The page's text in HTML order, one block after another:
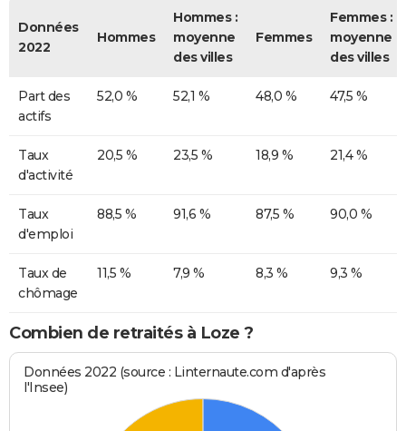
Données
2022
Hommes
Hommes :
moyenne
des villes
Femmes
Femmes :
moyenne
des villes
Part des
actifs
52,0 % 52,1 % 48,0 % 47,5 %
Taux
d'activité
20,5 % 23,5 % 18,9 % 21,4 %
Taux
d'emploi
88,5 % 91,6 % 87,5 % 90,0 %
Taux de
chômage
11,5 % 7,9 % 8,3 % 9,3 %
Combien de retraités à Loze ?
Données 2022 (source : Linternaute.com d'après
l'Insee)